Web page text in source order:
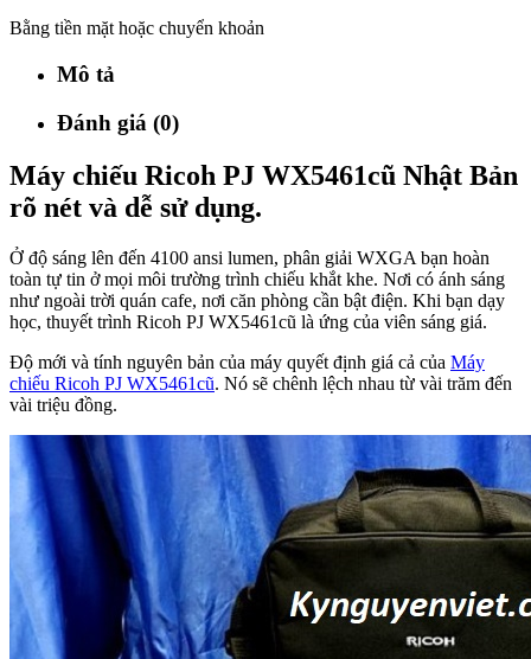
Bằng tiền mặt hoặc chuyển khoản
Mô tả
Đánh giá (0)
Máy chiếu Ricoh PJ WX5461cũ Nhật Bản
rõ nét và dễ sử dụng.
Ở độ sáng lên đến 4100 ansi lumen, phân giải WXGA bạn hoàn
toàn tự tin ở mọi môi trường trình chiếu khắt khe. Nơi có ánh sáng
như ngoài trời quán cafe, nơi căn phòng cần bật điện. Khi bạn dạy
học, thuyết trình Ricoh PJ WX5461cũ là ứng của viên sáng giá.
Độ mới và tính nguyên bản của máy quyết định giá cả của Máy
chiếu Ricoh PJ WX5461cũ. Nó sẽ chênh lệch nhau từ vài trăm đến
vài triệu đồng.